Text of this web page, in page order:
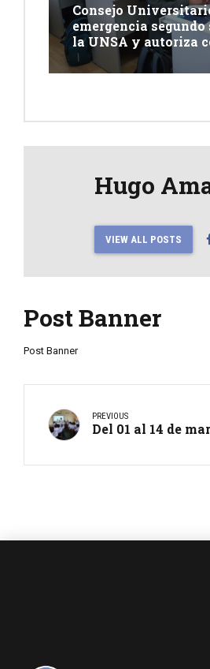
Consejo
emergencia segundo
la UNSA y autoriza
excepcional de
Hugo
VIEW ALL POSTS
Post Banner
Post Banner
PREVIOUS
Del 01 al 14 de